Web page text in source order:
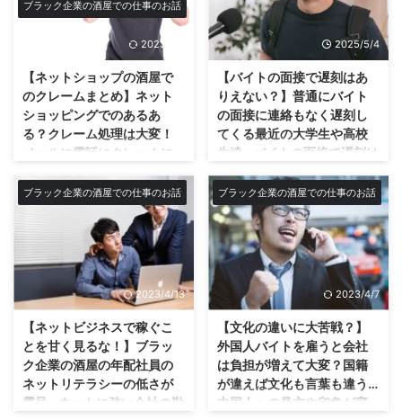
愛想の悪いレジとかマジで気 ...
会の貧困についてです。 友人同
士で集まるとやはりお金の話に…
友人同士で集まって飲み会となる
とやはり「お前給料いくら貰って
るんだ？」等のお金の ...
夏の暑さ対策ですね。 そしてウ
チの会社の店長はとにかく気化熱
が好きだ！ 基本的に夏場は仕事
そっちのけで水ばかり撒いてい
る。 挙げ句の果てには店の地面
もアスファルトな事もあり店内で
も水撒きをしている… もはや信じ
られるレベルではない、キチガイ
である。そしてそんな人間があろ
う事か店長であり歳もキャリアも
会社で1番上の人間である。 バイ
トや社長からも引かれているマ ...
いし意味がない？
会社が社員の頑張りに応えるには
金しかない話！ 今回はお金のい
やらしいお話になりますが、ガチ
です！ 僕の会社はブラック企業
ですが、僕もブログを書きながら
仕事も頑張っております。 ハッ
キリ言って、会社が社員の頑張り
に応えれるのはやはりお金しかな
いのです。 うちの社長がいつも
頑張って泥んこになりながら働く
僕に言うのが 「いつも頑張って
くれてるなぁ」 「自分ばっかに
やらしてスマンなぁ」 です。ま
ぁ労いの言葉ってやつですね。し
かし！僕が欲しいのはそんなんじ
ゃないんです。 ハッキリ言いま
しょう！そんな言葉からは1円も
...
ブラック企業の酒屋での仕事のお話
2023/5/7
【ネットショップの酒屋で
のクレームまとめ】ネット
ショッピングでのあるあ
る？クレーム処理は大変！
メールに電話にクレームに
ネットが普及したネットシ
ョップへのお客様からの発
言のクレームを一挙公開！
これぞ最新版！ネットショップの
クレーム集だ！ ネットショップ
を運営していると毎日のようにた
くさんのお客様からのクレームが
入る。 僕は店の店長でもあるの
で店でもクレーム対応しているが
またネットだと別次元の角度から
の指摘の攻撃も多い。 そんなク
レームあるの？というクレームば
かりだ。流石にネットで全国のお
2025/5/4
【バイトの面接で遅刻はあ
りえない？】普通にバイト
の面接に連絡もなく遅刻し
てくる最近の大学生や高校
生達…バイトの面接で遅刻は
定？まず連絡してとにかく
急いで会社に向かおう！
どうも僕です★今回はバイトの面
接での遅刻はありえるのか？！に
ついてです！ バイトの面接で遅
刻はありえない？不採用確定？
バイトの面接で遅刻。普通はあり
得ないよね。最低でも会社に連絡
しよう。大抵遅刻してくるレベル
の奴って連絡するということも頭
にはない。 しかも急いでもこな
い。てかバカなんだろうな。普通
は遅刻したら演技でも急いで来た
ブラック企業の酒屋での仕事のお話
2023/4/13
【ネットビジネスで稼ぐこ
とを甘く見るな！】ブラッ
ク企業の酒屋の年配社員の
ネットリテラシーの低さが
露呈…ネットに疎い会社の勘
ブラック企業の酒屋での仕事のお話
2023/4/7
【文化の違いに大苦戦？】
外国人バイトを雇うと会社
は負担が増えて大変？国籍
が違えば文化も言葉も違う…
中国人への見方や印象が変